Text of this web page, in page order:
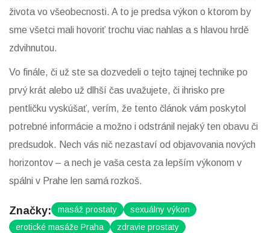
života vo všeobecnosti. A to je predsa výkon o ktorom by
sme všetci mali hovoriť trochu viac nahlas a s hlavou hrdě
zdvihnutou.
Vo finále, či už ste sa dozvedeli o tejto tajnej technike po
prvý krát alebo už dlhší čas uvažujete, či ihrisko pre
pentličku vyskúšať, verím, že tento článok vám poskytol
potrebné informácie a možno i odstránil nejaký ten obavu či
predsudok. Nech vás nič nezastaví od objavovania nových
horizontov – a nech je vaša cesta za lepším výkonom v
spálni v Prahe len samá rozkoš.
Značky: masáž prostaty
sexuálny výkon
erotické masáže Praha
zdravie prostaty